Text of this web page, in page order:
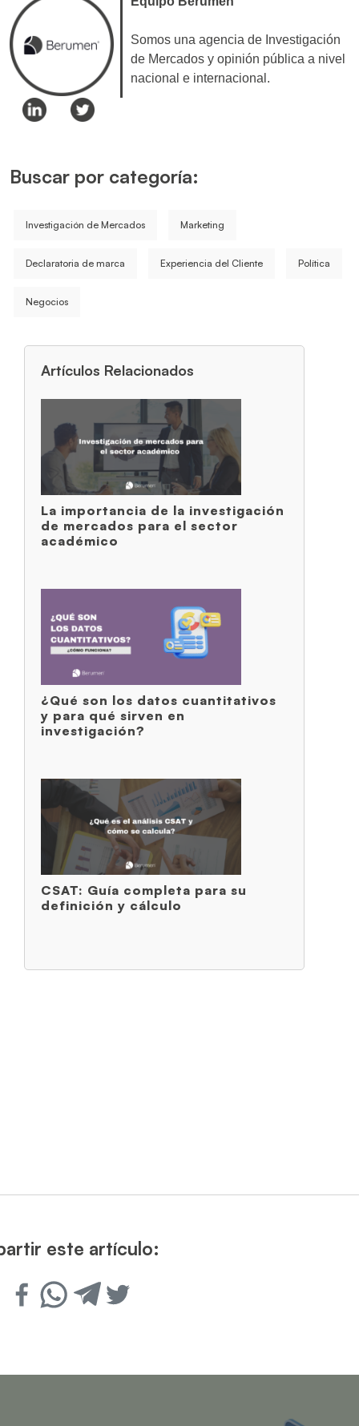
Somos una agencia de Investigación
de Mercados y opinión pública a nivel
nacional e internacional.
Buscar por categoría:
Investigación de Mercados Marketing
Declaratoria de marca Experiencia del Cliente Política
Negocios
Artículos Relacionados
La importancia de la investigación
de mercados para el sector
académico
¿Qué son los datos cuantitativos
y para qué sirven en
investigación?
CSAT: Guía completa para su
definición y cálculo
este artículo: